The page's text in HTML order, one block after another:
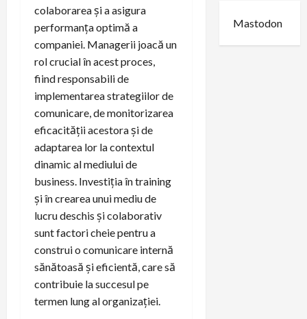
colaborarea și a asigura
performanța optimă a
companiei. Managerii joacă un
rol crucial în acest proces,
fiind responsabili de
implementarea strategiilor de
comunicare, de monitorizarea
eficacității acestora și de
adaptarea lor la contextul
dinamic al mediului de
business. Investiția în training
și în crearea unui mediu de
lucru deschis și colaborativ
sunt factori cheie pentru a
construi o comunicare internă
sănătoasă și eficientă, care să
contribuie la succesul pe
termen lung al organizației.
Mastodon